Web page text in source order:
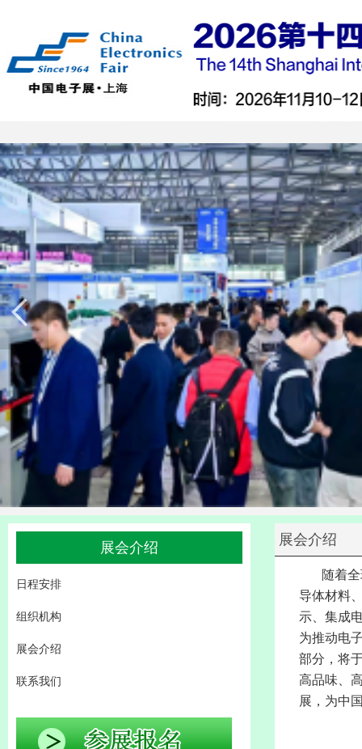
展会介绍
日程安排
组织机构
展会介绍
联系我们
展会介绍
随着
导体材料
示、集成
为推动电
部分，将
高品味、
展，为中